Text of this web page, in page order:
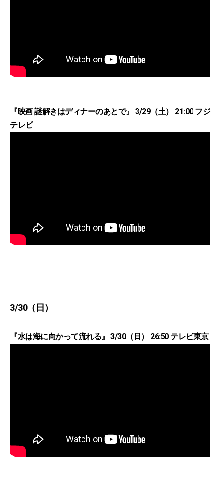
『映画 謎解きはディナーのあとで』 3/29（土） 21:00 フジ
テレビ
3/30（日）
『水は海に向かって流れる』 3/30（日） 26:50 テレビ東京